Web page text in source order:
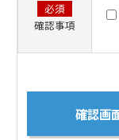
必須
確認事項